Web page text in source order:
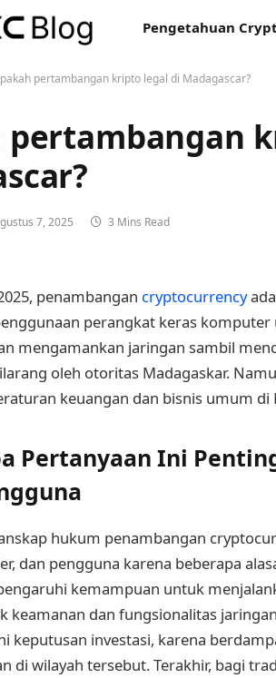
Pengetahuan
pertambangan kripto legal di Madagascar?
pertambangan
7, 2025 3 Mins Read
penambangan cryptocurrency
perangkat keras
mengamankan jaringan sambil
oleh otoritas Madagaskar.
keuangan dan bisnis umum di
Pertanyaan Ini
hukum penambangan
dan pengguna karena beberapa
kemampuan untuk
keamanan dan fungsionalitas
keputusan investasi, karena
di wilayah tersebut. Terakhir, bagi